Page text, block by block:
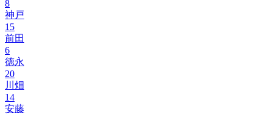
8
神戸
15
前田
6
徳永
20
川畑
14
安藤